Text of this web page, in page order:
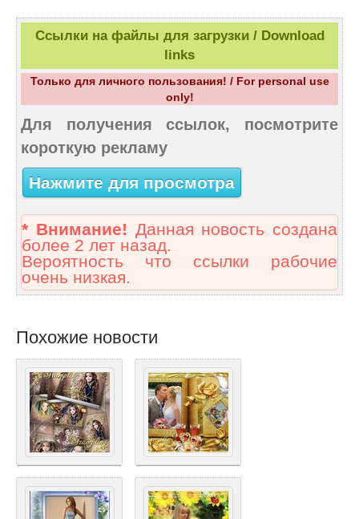
Ссылки на файлы для загрузки / Download
links
Только для личного пользования! / For personal use
only!
Для получения ссылок, посмотрите
короткую рекламу
Нажмите для просмотра
* Внимание! Данная новость создана
более 2 лет назад.
Вероятность что ссылки рабочие
очень низкая.
Похожие новости